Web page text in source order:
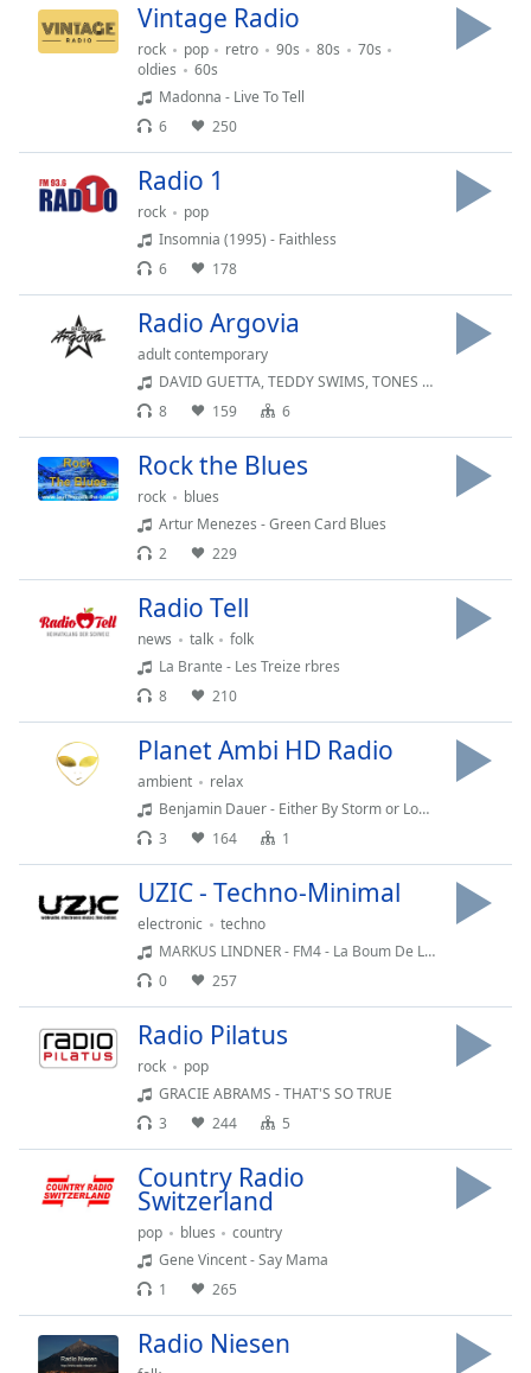
Opacity
Edge
Family
Done
Close
Modal
Dialog
dialog
Vintage Radio
rock pop retro 90s 80s
70s
oldies
60s
Madonna - Live To Tell
6
250
Radio 1
rock
pop
Insomnia (1995) - Faithless
6
178
Radio Argovia
adult contemporary
DAVID GUETTA, TEDDY SWIMS, TONES AND I - GONE GONE GONE
8
159 6
Rock the Blues
rock
blues
Artur Menezes - Green Card Blues
2
229
Radio Tell
news talk
folk
La Brante - Les Treize rbres
8
210
Planet Ambi HD Radio
ambient
relax
Benjamin Dauer - Either By Storm or Low Frequency
3
164 1
UZIC - Techno-Minimal
electronic
techno
MARKUS LINDNER - FM4 - La Boum De Luxe 8.6.2012
0
257
Radio Pilatus
rock
pop
GRACIE ABRAMS - THAT'S SO TRUE
3
244 5
Country Radio
Switzerland
pop blues
country
Gene Vincent - Say Mama
1
265
Radio Niesen